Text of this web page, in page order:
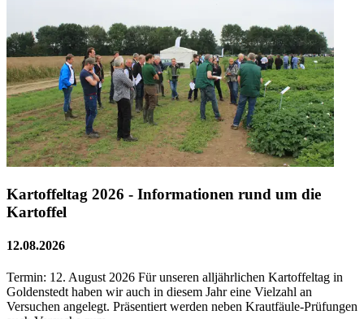
Kartoffeltag 2026 - Informationen rund um die
Kartoffel
12.08.2026
Termin: 12. August 2026 Für unseren alljährlichen Kartoffeltag in
Goldenstedt haben wir auch in diesem Jahr eine Vielzahl an
Versuchen angelegt. Präsentiert werden neben Krautfäule-Prüfungen